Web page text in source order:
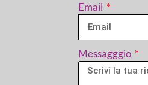
Email
Messagggio